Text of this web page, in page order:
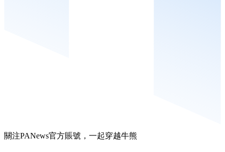
關注PANews官方賬號，一起穿越牛熊